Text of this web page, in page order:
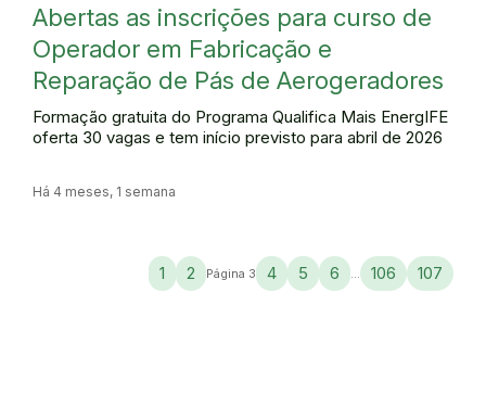
Abertas as inscrições para curso de
Operador em Fabricação e
Reparação de Pás de Aerogeradores
Formação gratuita do Programa Qualifica Mais EnergIFE
oferta 30 vagas e tem início previsto para abril de 2026
Há 4 meses, 1 semana
1 2 Página 3 4 5 6 ... 106 107